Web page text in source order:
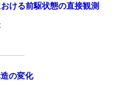
ける前駆状態の直接観測
の変化